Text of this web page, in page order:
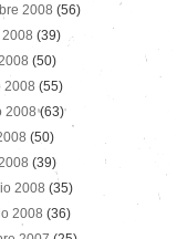
2008 (56)
(39)
(50)
2008 (55)
2008(63)
(50)
(39)
2008 (35)
2008 (36)